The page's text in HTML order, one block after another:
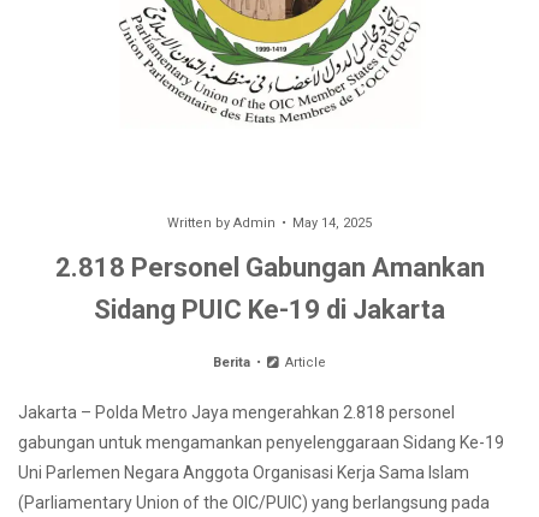
Written by Admin May 14, 2025
2.818 Personel Gabungan Amankan
Sidang PUIC Ke-19 di Jakarta
Berita Article
Jakarta – Polda Metro Jaya mengerahkan 2.818 personel
gabungan untuk mengamankan penyelenggaraan Sidang Ke-19
Uni Parlemen Negara Anggota Organisasi Kerja Sama Islam
(Parliamentary Union of the OIC/PUIC) yang berlangsung pada